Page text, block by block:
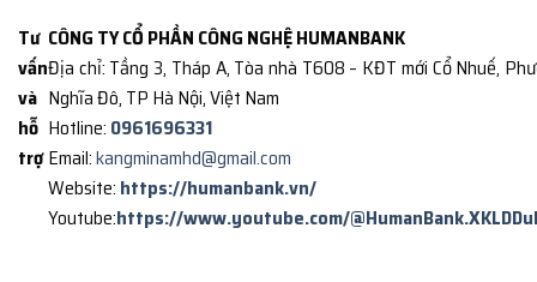
Tư
vấn
và
hỗ
trợ
CÔNG TY CỔ PHẦN CÔNG NGHỆ HUMANBANK
Địa chỉ: Tầng 3, Tháp A, Tòa nhà T608 – KĐT mới Cổ Nhuế,
Nghĩa Đô, TP Hà Nội, Việt Nam
Hotline: 0961696331
Email:kangminamhd@gmail.com
Website: https://humanbank.vn/
Youtube:https://www.youtube.com/